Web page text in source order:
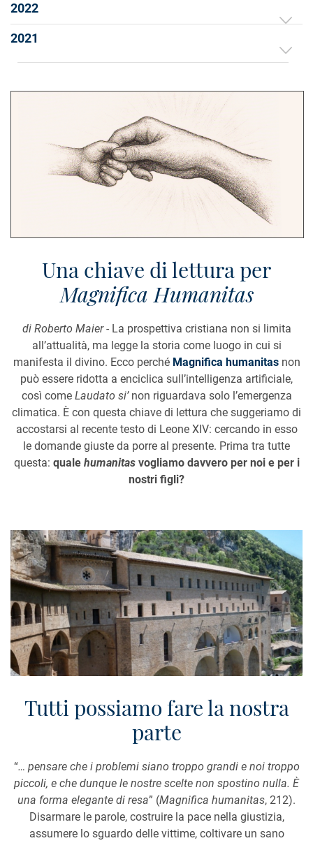
2022
2021
Una chiave di lettura per
Magnifica Humanitas
di Roberto Maier- La prospettiva cristiana non si limita
all’attualità, ma legge la storia come luogo in cui si
manifesta il divino. Ecco perché Magnifica humanitasnon
può essere ridotta a enciclica sull’intelligenza artificiale,
così come Laudato si’non riguardava solo l’emergenza
climatica. È con questa chiave di lettura che suggeriamo di
accostarsi al recente testo di Leone XIV: cercando in esso
le domande giuste da porre al presente. Prima tra tutte
questa: quale humanitasvogliamo davvero per noi e per i
nostri figli?
Tutti possiamo fare la nostra
parte
“… pensare che i problemi siano troppo grandi e noi troppo
piccoli, e che dunque le nostre scelte non spostino nulla. È
una forma elegante di resa” (Magnifica humanitas, 212).
Disarmare le parole, costruire la pace nella giustizia,
assumere lo sguardo delle vittime, coltivare un sano